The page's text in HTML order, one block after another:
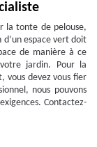
la tonte de pelouse,
d’un espace vert doit
de manière à ce
jardin. Pour la
vous devez vous fier
nous pouvons
Contactez-